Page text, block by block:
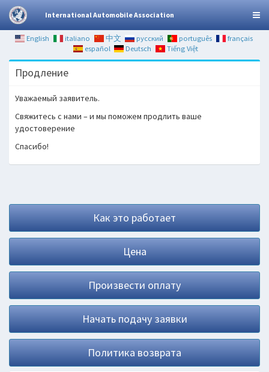
International Automobile Association
English italiano 中文 русский português
français
español
Deutsch Tiếng Việt
Продление
Уважаемый заявитель.
Свяжитесь с нами – и мы поможем продлить ваше
удостоверение
Спасибо!
Как это работает
Цена
Произвести оплату
Начать подачу заявки
Политика возврата